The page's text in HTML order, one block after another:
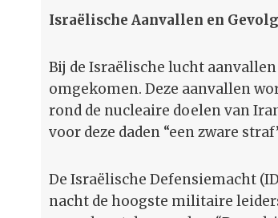
Israëlische Aanvallen en
Bij de Israëlische lucht
omgekomen. Deze aanvallen
rond de nucleaire doelen van
voor deze daden “een zware
De Israëlische Defensiemacht
nacht de hoogste militaire